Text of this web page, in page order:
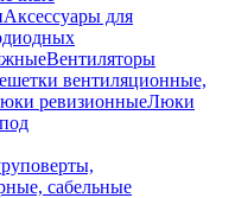
Аксессуары для
Вентиляторы
вентиляционные,
ревизионныеЛюки
сабельные